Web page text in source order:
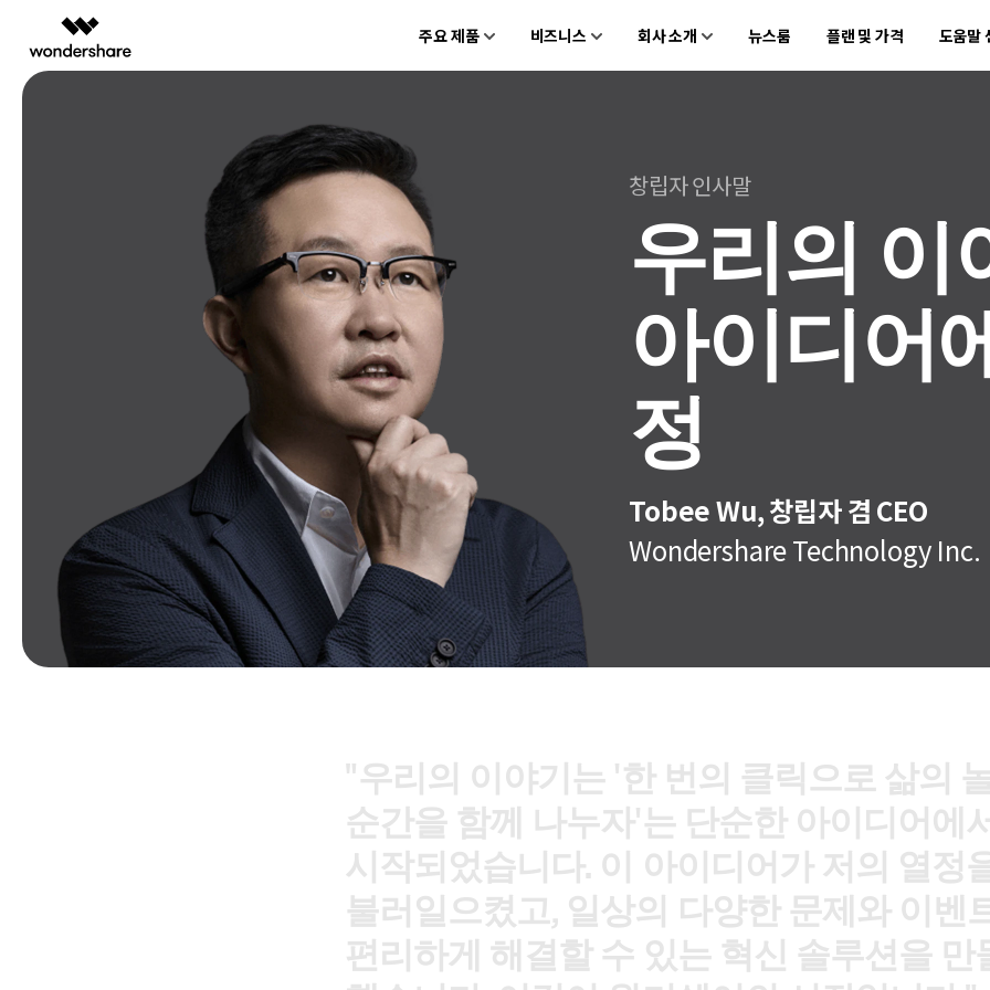
주요 제품
쉽고 재미있는 영상 편집
AI 동영상, 이미지, 음악 생성기
마인드맵 및 다이어그램 제품
EdrawMax
순서도 프로그램
EdrawMind
마인드맵 프로그램
PDFelement
PDF 제작 및 편집
도큐먼트 클라우드
클라우드 기반 파일 관리
PDFelement Online
무료 온라인 PDF 도구
HiPDF
무료 올인원 온라인 PDF 도구
모든 제품 알아보기
비즈니스
엔터프라이즈
교육
파트너
제휴
PDFelement
EdrawMind
EdrawMax
UniConverter
DemoCreator
회사 소개
채용 정보
문의하기
뉴스룸 플랜 및 가격 도움말
창립자 인사말
우리의 이
아이디어
정
Tobee Wu, 창립자 겸 CEO
Wondershare Technology Inc.
"우리 의 이 야기 는 '한 번의 클릭 으로 삶의
순간을 함께 나누자'는 단순한 아이 디 어 에
시 작되 었습니 다. 이 아이 디 어 가 저 의 열 정
불러 일 으켰고, 일 상의 다양한 문제 와 이 벤
편리 하게 해 결 할 수 있는 혁 신 솔루션을 만